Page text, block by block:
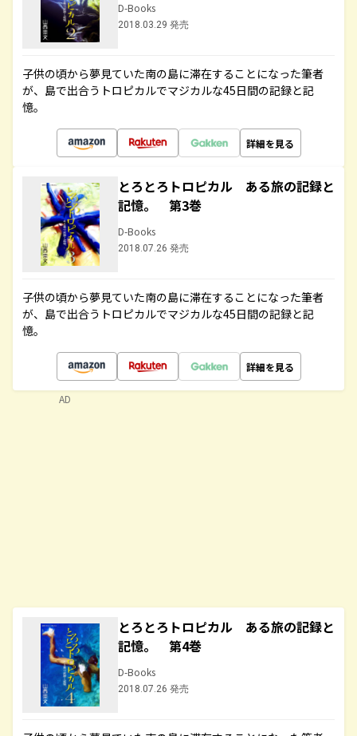
D-Books
2018.03.29 発売
子供の頃から夢見ていた南の島に滞在することになった筆者
が、島で出合うトロピカルでマジカルな45日間の記録と記
憶。
詳細を見る
とろとろトロピカル ある旅の記録と
記憶。 第3巻
D-Books
2018.07.26 発売
子供の頃から夢見ていた南の島に滞在することになった筆者
が、島で出合うトロピカルでマジカルな45日間の記録と記
憶。
詳細を見る
とろとろトロピカル ある旅の記録と
記憶。 第4巻
D-Books
2018.07.26 発売
AD